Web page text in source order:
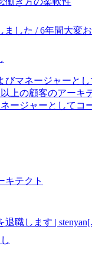
ました / 6年間大変
びマネージャーと
上の顧客のアーキ
ージャーとしてコ
キテクト
職します |